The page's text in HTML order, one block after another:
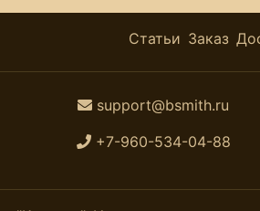
Статьи Заказ
support@bsmith.ru
+7-960-534-04-88